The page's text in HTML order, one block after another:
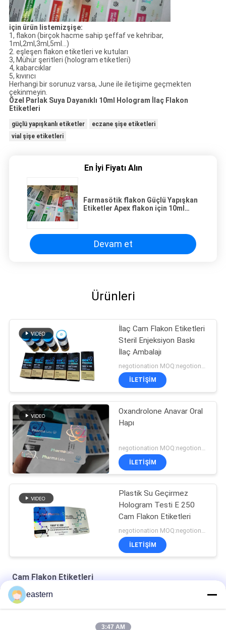
için ürün listemizşişe:
1, flakon (birçok hacme sahip şeffaf ve kehribar,
1ml,2ml,3ml,5ml...)
2. eşleşen flakon etiketleri ve kutuları
3, Mühür şeritleri (hologram etiketleri)
4, kabarcıklar
5, kıvırıcı
Herhangi bir sorunuz varsa, June ile iletişime geçmekten
çekinmeyin.
Özel Parlak Suya Dayanıklı 10ml Hologram İlaç Flakon
Etiketleri
güçlü yapışkanlı etiketler
eczane şişe etiketleri
vial şişe etiketleri
En İyi Fiyatı Alın
Farmasötik flakon Güçlü Yapışkan
Etiketler Apex flakon için 10ml
Devam et
Ürünleri
İlaç Cam Flakon Etiketleri
Steril Enjeksiyon Baskı
İlaç Ambalajı
İLETIŞIM
Oxandrolone Anavar Oral
Hapı
negotionation MOQ:negotionation
İLETIŞIM
Plastik Su Geçirmez
Hologram Testi E 250
Cam Flakon Etiketleri
negotionation MOQ:negotionation
İLETIŞIM
Cam Flakon Etiketleri
Somatropin HG 176-191 2mlx10 Etiketli Cam Flakon
eastern
3:47 AM